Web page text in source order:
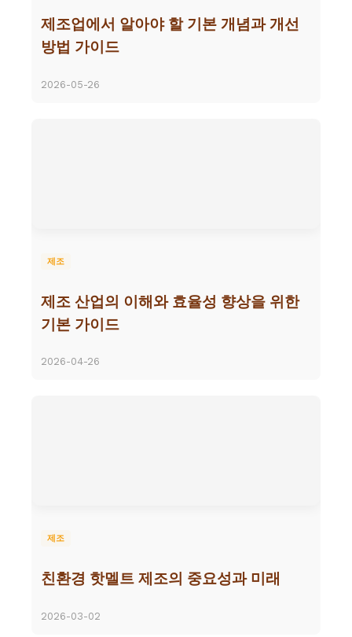
제조업에서 알아야 할 기본 개념과 개선
방법 가이드
2026-05-26
제조
제조 산업의 이해와 효율성 향상을 위한
기본 가이드
2026-04-26
제조
친환경 핫멜트 제조의 중요성과 미래
2026-03-02